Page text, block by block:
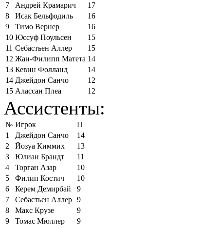
7
Андрей Крамарич
17
8
Исак Бельфодиль
16
9
Тимо Вернер
16
10 Юссуф Поульсен
15
11 Себастьен Аллер
15
12 Жан-Филипп Матета 14
13 Кевин Фолланд
14
14 Джейдон Санчо
12
15 Алассан Плеа 12
Ассистенты:
№ Игрок
П
1
Джейдон Санчо
14
2
Йозуа Киммих
13
3
Юлиан Брандт
11
4
Торган Азар
10
5
Филип Костич
10
6
Керем Демирбай
9
7
Себастьен Аллер 9
8
Макс Крузе
9
9
Томас Мюллер
9